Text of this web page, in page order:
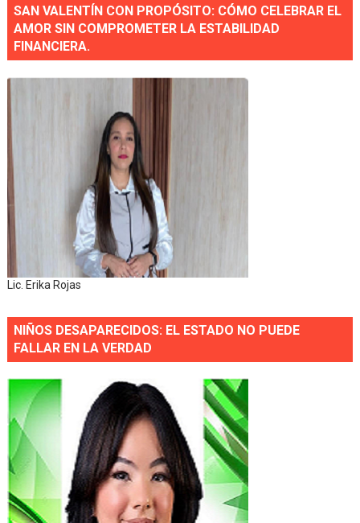
SAN VALENTÍN CON PROPÓSITO: CÓMO CELEBRAR EL
AMOR SIN COMPROMETER LA ESTABILIDAD
FINANCIERA.
Lic. Erika Rojas
NIÑOS DESAPARECIDOS: EL ESTADO NO PUEDE
FALLAR EN LA VERDAD